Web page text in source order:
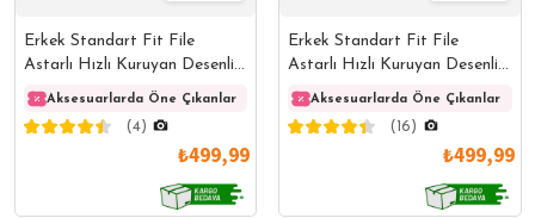
Erkek Standart Fit File
Astarlı Hızlı Kuruyan Desenli
Lacivert-Mavi Mayo Deniz
Şortu
Aksesuarlarda Öne Çıkanlar Aksesuarlarda Öne Çıkanlar
(4)
₺499,99
Erkek Standart Fit File
Astarlı Hızlı Kuruyan Desenli
Mayo Deniz Şortu
Aksesuarlarda Öne Çıkanlar
(16)
₺499,99